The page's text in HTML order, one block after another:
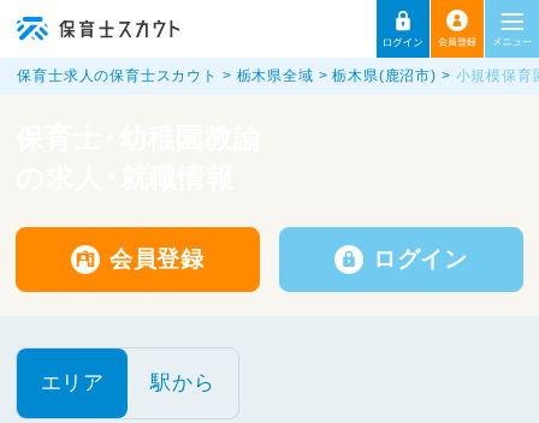
保育士求人の保育士スカウト 栃木県全域 栃木県(鹿沼市) 小規模保育
会員登録 ログイン
エリア 駅から